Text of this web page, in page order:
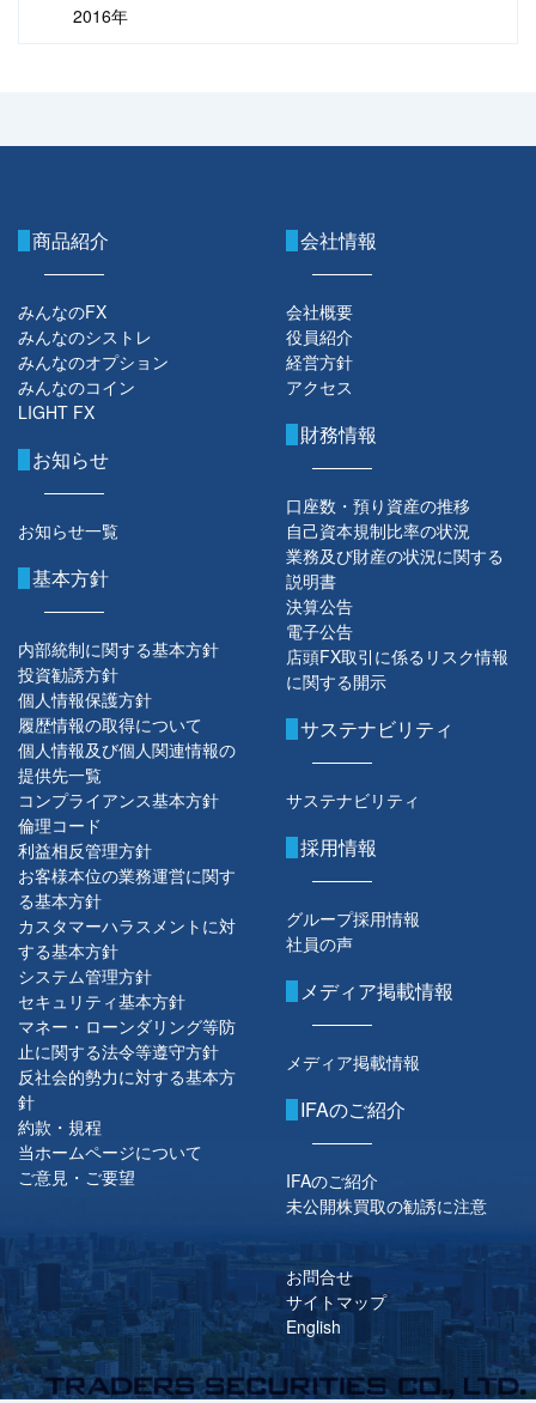
2016年
商品紹介
みんなのFX
みんなのシストレ
みんなのオプション
みんなのコイン
LIGHT FX
お知らせ
お知らせ一覧
会社情報
会社概要
役員紹介
経営方針
アクセス
財務情報
口座数・預り資産の推移
自己資本規制比率の状況
業務及び財産の状況に関する
説明書
決算公告
電子公告
店頭FX取引に係るリスク情報
に関する開示
基本方針
内部統制に関する基本方針
投資勧誘方針
個人情報保護方針
履歴情報の取得について
個人情報及び個人関連情報の
提供先一覧
コンプライアンス基本方針
倫理コード
利益相反管理方針
お客様本位の業務運営に関す
る基本方針
カスタマーハラスメントに対
する基本方針
システム管理方針
セキュリティ基本方針
マネー・ローンダリング等防
止に関する法令等遵守方針
反社会的勢力に対する基本方
針
約款・規程
当ホームページについて
ご意見・ご要望
サステナビリティ
サステナビリティ
採用情報
グループ採用情報
社員の声
メディア掲載情報
メディア掲載情報
IFAのご紹介
IFAのご紹介
未公開株買取の勧誘に注意
お問合せ
サイトマップ
English